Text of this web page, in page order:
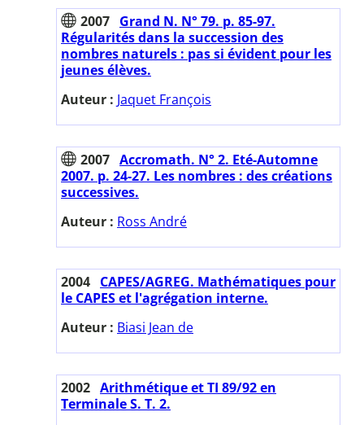
2007 Grand N. N° 79. p. 85-97.
Régularités dans la succession des
nombres naturels : pas si évident pour les
jeunes élèves.
Auteur : Jaquet François
2007 Accromath. N° 2. Eté-Automne
2007. p. 24-27. Les nombres : des créations
successives.
Auteur : Ross André
2004 CAPES/AGREG. Mathématiques pour
le CAPES et l'agrégation interne.
Auteur : Biasi Jean de
2002 Arithmétique et TI 89/92 en
Terminale S. T. 2.